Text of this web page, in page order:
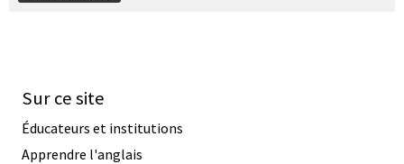
Sur ce site
Éducateurs et institutions
Apprendre l'anglais